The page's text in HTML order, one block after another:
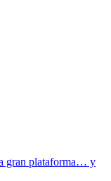
gran plataforma… y